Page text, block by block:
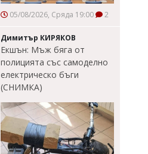
05/08/2026, Сряда 19:00 2
Димитър КИРЯКОВ
Екшън: Мъж бяга от
полицията със самоделно
електрическо бъги
(СНИМКА)